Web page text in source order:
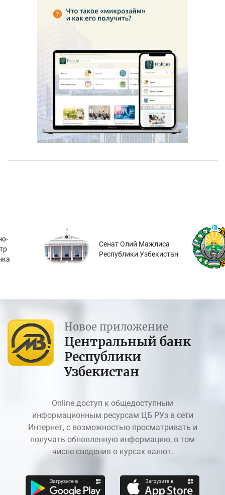
Сенат Олий Мажлиса
Республики Узбекистан
Новое приложение
Центральный банк
Республики
Узбекистан
Online доступ к общедоступным
информационным ресурсам ЦБ РУз в сети
Интернет, с возможностью просматривать и
получать обновленную информацию, в том
числе сведения о курсах валют.